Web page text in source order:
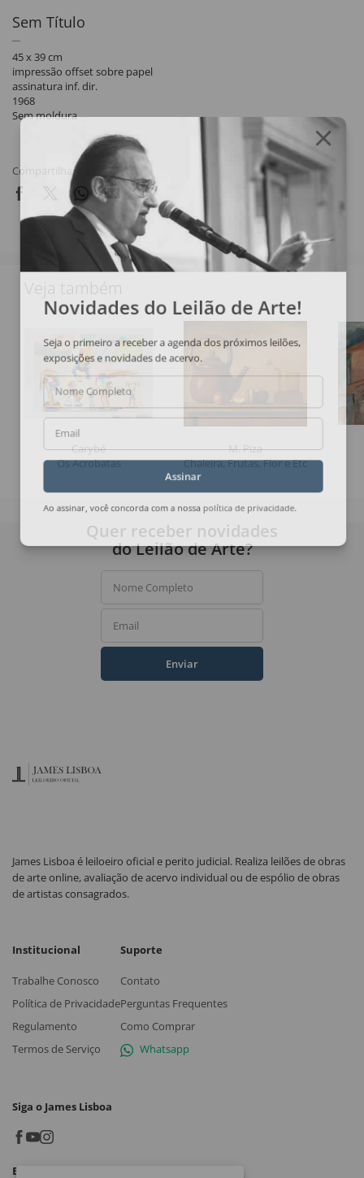
Sem Título
45 x 39 cm
impressão offset sobre papel
assinatura inf. dir.
1968
Sem moldura
Compartilhar
Veja também
Carybé
Os Acrobatas
M. Piza
Chaleira, Frutas, Flor e Etc
Novidades do Leilão de Arte!
Seja o primeiro a receber a agenda dos próximos leilões,
exposições e novidades de acervo.
Nome Completo
Email
Assinar
Ao assinar, você concorda com a nossapolítica de privacidade
Quer receber novidades
do Leilão de Arte?
Nome Completo
Email
Enviar
James Lisboa é leiloeiro oficial e perito judicial. Realiza leilões de obras
de arte online, avaliação de acervo individual ou de espólio de obras
de artistas consagrados.
Institucional
Trabalhe Conosco
Política de Privacidade
Regulamento
Termos de Serviço
Suporte
Contato
Perguntas Frequentes
Como Comprar
Whatsapp
Siga o James Lisboa
Baixe o App